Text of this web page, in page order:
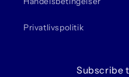
Privatlivspolitik
Subscribe